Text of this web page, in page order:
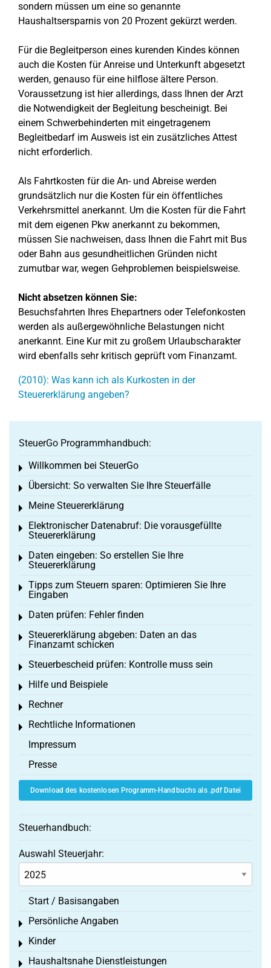
sondern müssen um eine so genannte
Haushaltsersparnis von 20 Prozent gekürzt werden.
Für die Begleitperson eines kurenden Kindes können
auch die Kosten für Anreise und Unterkunft abgesetzt
werden, genauso für eine hilflose ältere Person.
Voraussetzung ist hier allerdings, dass Ihnen der Arzt
die Notwendigkeit der Begleitung bescheinigt. Bei
einem Schwerbehinderten mit eingetragenem
Begleitbedarf im Ausweis ist ein zusätzliches Attest
nicht erforderlich.
Als Fahrtkosten für die An- und Abreise werden
grundsätzlich nur die Kosten für ein öffentliches
Verkehrsmittel anerkannt. Um die Kosten für die Fahrt
mit dem eigenen Pkw anerkannt zu bekommen,
müssen Sie nachweisen, dass Ihnen die Fahrt mit Bus
oder Bahn aus gesundheitlichen Gründen nicht
zumutbar war, wegen Gehproblemen beispielsweise.
Nicht absetzen können Sie:
Besuchsfahrten Ihres Ehepartners oder Telefonkosten
werden als außergewöhnliche Belastungen nicht
anerkannt. Eine Kur mit zu großem Urlaubscharakter
wird ebenfalls sehr kritisch geprüft vom Finanzamt.
(2010): Was kann ich als Kurkosten in der
Steuererklärung angeben?
SteuerGo Programmhandbuch:
Willkommen bei SteuerGo
Toggle menu
Übersicht: So verwalten Sie Ihre Steuerfälle
Toggle menu
Meine Steuererklärung
Toggle menu
Elektronischer Datenabruf: Die vorausgefüllte
Steuererklärung
Toggle menu
Daten eingeben: So erstellen Sie Ihre
Steuererklärung
Toggle menu
Tipps zum Steuern sparen: Optimieren Sie Ihre
Eingaben
Toggle menu
Daten prüfen: Fehler finden
Toggle menu
Steuererklärung abgeben: Daten an das
Finanzamt schicken
Toggle menu
Steuerbescheid prüfen: Kontrolle muss sein
Toggle menu
Hilfe und Beispiele
Toggle menu
Rechner
Toggle menu
Rechtliche Informationen
Toggle menu
Impressum
Presse
Download des kostenlosen Programm-Handbuchs als .pdf Datei
Steuerhandbuch:
Auswahl Steuerjahr:
Start / Basisangaben
Persönliche Angaben
Toggle menu
Kinder
Toggle menu
Haushaltsnahe Dienstleistungen
Toggle menu